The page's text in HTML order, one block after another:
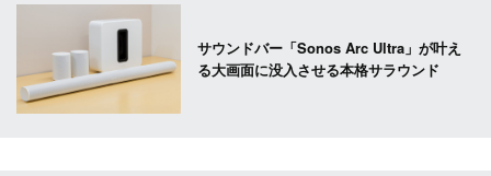
サウンドバー「Sonos Arc Ultra」が叶え
る大画面に没入させる本格サラウンド